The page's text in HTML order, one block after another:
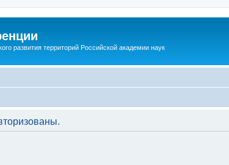
развития территорий Российской академии наук